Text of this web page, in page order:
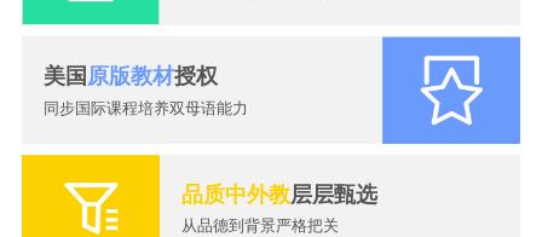
美国 原版教材授权
同步国际课程培养双母语能力
品质中外教层层甄选
从品德到背景严格把关